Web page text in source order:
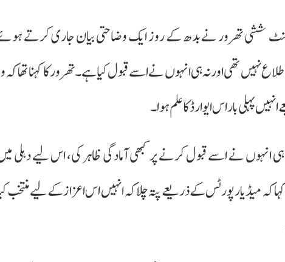
ششی تھرور نے بدھ کے روز ایک وضاحتی بیان جاری کرتے
نہیں تھی اور نہ ہی انہوں نے اسے قبول کیا ہے۔ تھرور کا کہنا تھا کہ
پہلی بار اس ایوارڈ کا علم ہوا۔
ہی انہوں نے اسے قبول کرنے پر کبھی آمادگی ظاہر کی، اس لیے دہلی
میڈیا رپورٹس کے ذریعے پتہ چلا کہ انہیں اس اعزاز کے لیے منتخب